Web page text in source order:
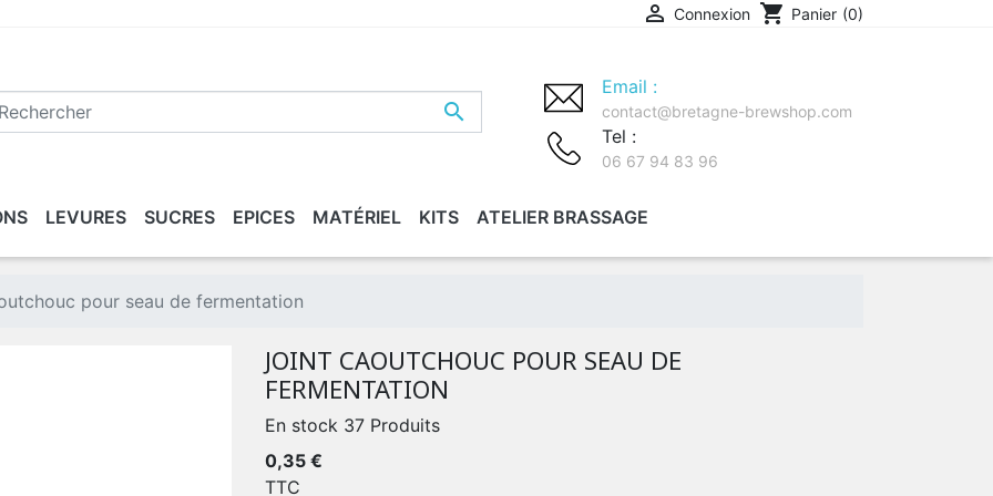
 Connexion shopping_cart Panier (0)

Email :
contact@bretagne-brewshop.com
Tel :
06 67 94 83 96
DE MALT MALTS "BIO"
LEVURES SUCRES EPICES MATÉRIEL
/ DÉSINFECTER CONDITIONNEMENT BEERSMITH
KITS ATELIER BRASSAGE
pour seau de fermentation
JOINT CAOUTCHOUC POUR SEAU DE
FERMENTATION
En stock 37 Produits
0,35 €
TTC